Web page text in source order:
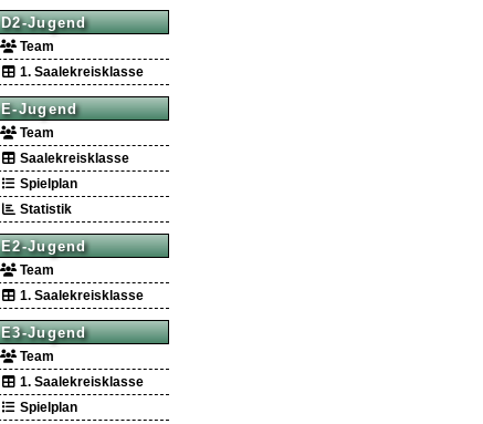
D2-Jugend
Team
1. Saalekreisklasse
E-Jugend
Team
Saalekreisklasse
Spielplan
Statistik
E2-Jugend
Team
1. Saalekreisklasse
E3-Jugend
Team
1. Saalekreisklasse
Spielplan